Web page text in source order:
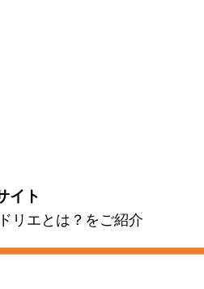
イト
リエとは？をご紹介